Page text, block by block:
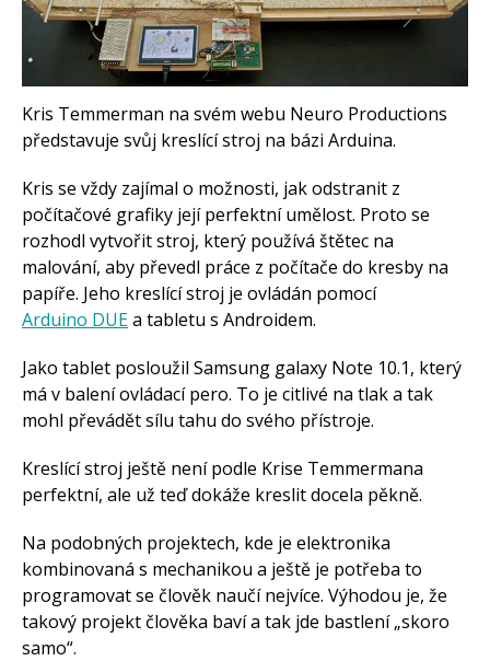
Arduino v příkladech
Arduino roboti
Tinylab
Makeblock
Micro:bit
Koupit
Kris Temmerman na svém webu Neuro Productions
představuje svůj kreslící stroj na bázi Arduina.
Kris se vždy zajímal o možnosti, jak odstranit z
počítačové grafiky její perfektní umělost. Proto se
rozhodl vytvořit stroj, který používá štětec na
malování, aby převedl práce z počítače do kresby na
papíře. Jeho kreslící stroj je ovládán pomocí
Arduino DUEa tabletu s Androidem.
Jako tablet posloužil Samsung galaxy Note 10.1, který
má v balení ovládací pero. To je citlivé na tlak a tak
mohl převádět sílu tahu do svého přístroje.
Kreslící stroj ještě není podle Krise Temmermana
perfektní, ale už teď dokáže kreslit docela pěkně.
Na podobných projektech, kde je elektronika
kombinovaná s mechanikou a ještě je potřeba to
programovat se člověk naučí nejvíce. Výhodou je, že
takový projekt člověka baví a tak jde bastlení „skoro
samo“.